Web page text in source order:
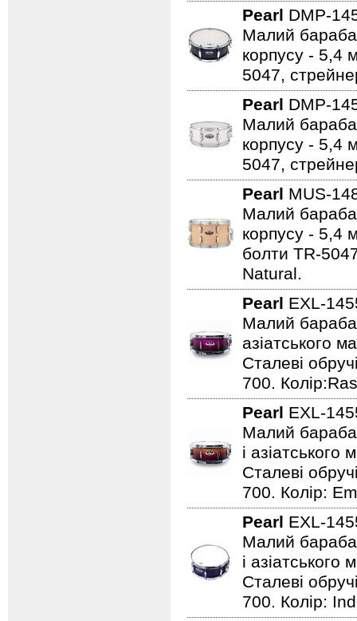
Pearl DMP-
Малий
корпусу - 5,4
5047,
Pearl DMP-
Малий
корпусу - 5,4
5047,
Pearl MUS-
Малий
корпусу - 5,4
болти TR-
Natural.
Pearl EXL-
Малий
азіатського
Сталеві
700.
Pearl EXL-
Малий
і
Сталеві
700. Колір:
Pearl EXL-
Малий
і
Сталеві
700. Колір: